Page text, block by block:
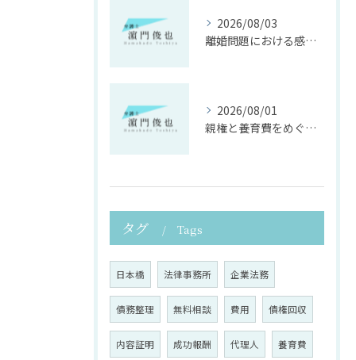
2026/08/03
離婚問題における感情面に配慮した誠実な法律サポート
2026/08/01
親権と養育費をめぐる法律支援の重要性
タグ Tags
日本橋 法律事務所 企業法務
債務整理 無料相談 費用 債権回収
内容証明 成功報酬 代理人 養育費